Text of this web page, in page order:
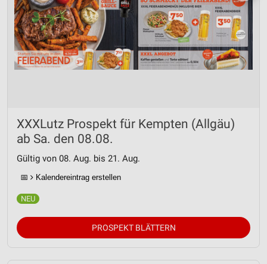
XXXLutz Prospekt für Kempten (Allgäu)
ab Sa. den 08.08.
Gültig von 08. Aug. bis 21. Aug.
📅 Kalendereintrag erstellen
PROSPEKT BLÄTTERN